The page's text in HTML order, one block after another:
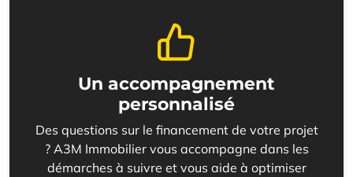
Un accompagnement
personnalisé
Des questions sur le financement de votre projet
? A3M Immobilier vous accompagne dans les
démarches à suivre et vous aide à optimiser